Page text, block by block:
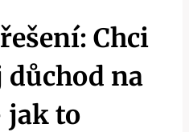
Chci
na
jak to